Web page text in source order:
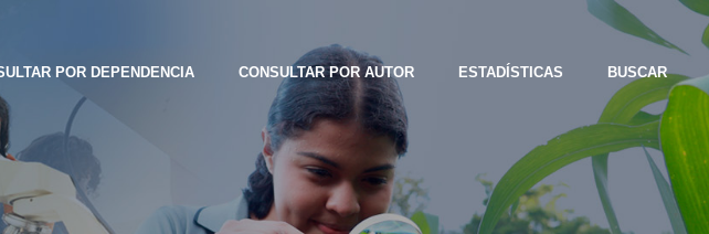
POR DEPENDENCIA CONSULTAR POR AUTOR ESTADÍSTICAS BUSCAR